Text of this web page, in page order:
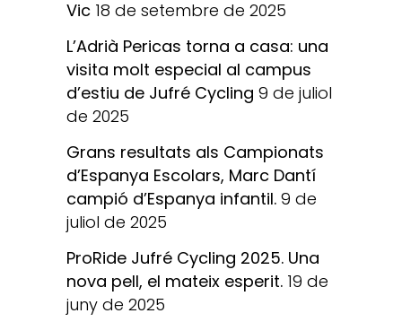
Vic 18 de setembre de 2025
L’Adrià Pericas torna a casa: una
visita molt especial al campus
d’estiu de Jufré Cycling 9 de juliol
de 2025
Grans resultats als Campionats
d’Espanya Escolars, Marc Dantí
campió d’Espanya infantil. 9 de
juliol de 2025
ProRide Jufré Cycling 2025. Una
nova pell, el mateix esperit. 19 de
juny de 2025